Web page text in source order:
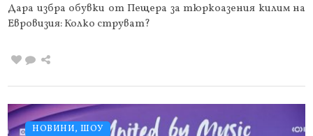
Дара избра обувки от Пещера за тюркоазения килим на
Евровизия: Колко струват?
НОВИНИ, ШОУ